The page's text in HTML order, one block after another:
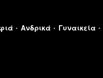
Ανδρικά Γυναικεία